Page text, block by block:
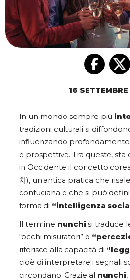
16
In un mondo sempre più
tradizioni culturali si
influenzando
e prospettive. Tra queste,
in Occidente il concetto
치), un’antica pratica che
confuciana e che si può
forma di “intelligenza
Il termine nunchi si traduce
“occhi misuratori” o
riferisce alla capacità di
cioè di interpretare i segnali
circondano. Grazie al nunchi